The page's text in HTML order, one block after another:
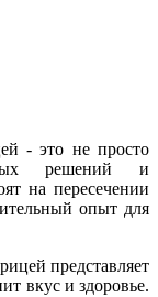
- это не просто
решений и
на пересечении
опыт для
представляет
вкус и здоровье.